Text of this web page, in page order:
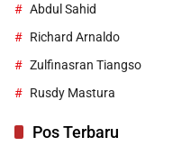
Abdul Sahid
Richard Arnaldo
Zulfinasran Tiangso
Rusdy Mastura
Pos Terbaru